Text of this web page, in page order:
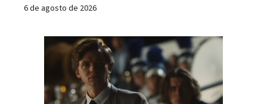
6 de agosto de 2026